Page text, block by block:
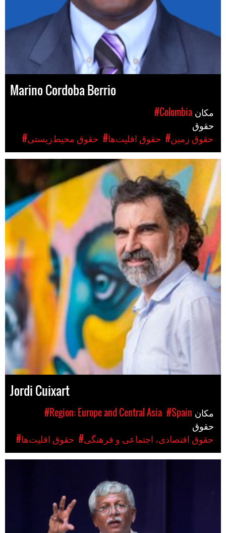
Marino Cordoba Berrio
#Colombia
#حقوق محیط‌زیستی
#حقوق اقلیت‌ها #حقوق زمین
Jordi Cuixart
#Region: Europe and Central Asia #Spain
#حقوق اقلیت‌ها
#حقوق اقتصادی، اجتماعی و فرهنگی